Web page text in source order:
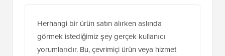
Herhangi bir ürün satın alırken aslında
görmek istediğimiz şey gerçek kullanıcı
yorumlarıdır. Bu, çevrimiçi ürün veya hizmet